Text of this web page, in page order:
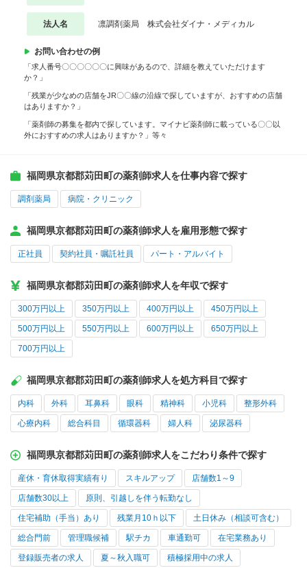
法人名 凛調剤薬局 株式会社ダイナ・メディカル
お問い合わせの例
「求人番号〇〇〇〇〇〇に興味があるので、詳細を教えていただけます
か？」
「残業が少なめの店舗をJR〇〇線の沿線で探していますが、おすすめの店舗
はありますか？」
「薬剤師の募集を都内で探しています。マイナビ薬剤師に載っている〇〇以
外におすすめの求人はありますか？」等々
福岡県京都郡苅田町の薬剤師求人を仕事内容で探す
調剤薬局 病院・クリニック
福岡県京都郡苅田町の薬剤師求人を雇用形態で探す
正社員 契約社員・嘱託社員 パート・アルバイト
福岡県京都郡苅田町の薬剤師求人を年収で探す
300万円以上 350万円以上 400万円以上 450万円以上
500万円以上 550万円以上 600万円以上 650万円以上
700万円以上
福岡県京都郡苅田町の薬剤師求人を処方科目で探す
内科 外科 耳鼻科 眼科 精神科 小児科 整形外科
心療内科 総合科目 循環器科 婦人科 泌尿器科
福岡県京都郡苅田町の薬剤師求人をこだわり条件で探す
産休・育休取得実績有り スキルアップ 店舗数1～9
店舗数30以上 原則、引越しを伴う転勤なし
住宅補助（手当）あり 残業月10ｈ以下 土日休み（相談可含む）
総合門前 管理職候補 駅チカ 車通勤可 在宅業務あり
登録販売者の求人 夏～秋入職可 積極採用中の求人